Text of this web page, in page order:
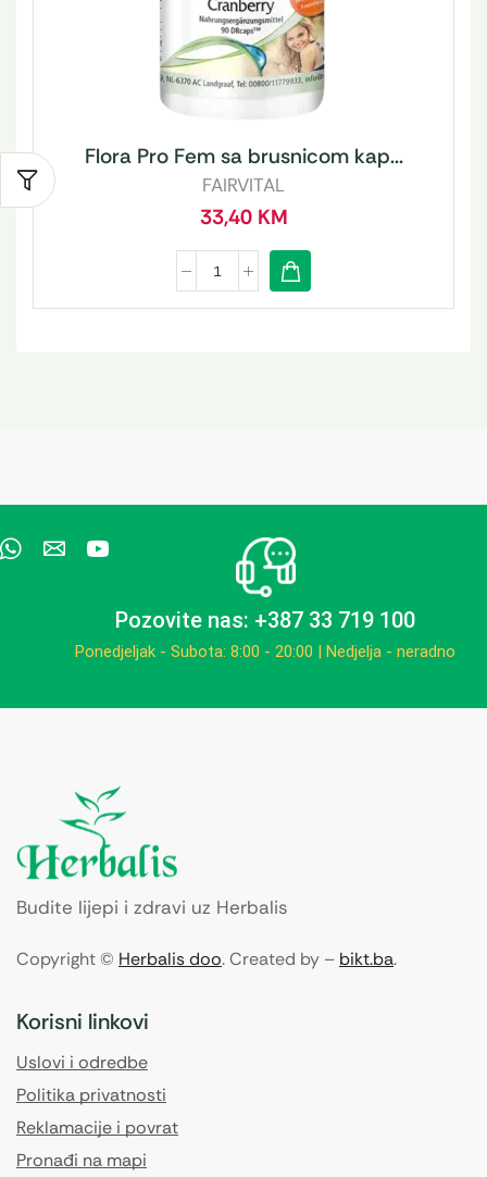
Flora Pro Fem sa brusnicom kap...
FAIRVITAL
33,40 KM
Pozovite nas: +387 33 719 100
Ponedjeljak - Subota: 8:00 - 20:00 | Nedjelja - neradno
Budite lijepi i zdravi uz Herbalis
Copyright © Herbalis doo. Created by – bikt.ba.
Korisni linkovi
Uslovi i odredbe
Politika privatnosti
Reklamacije i povrat
Pronađi na mapi